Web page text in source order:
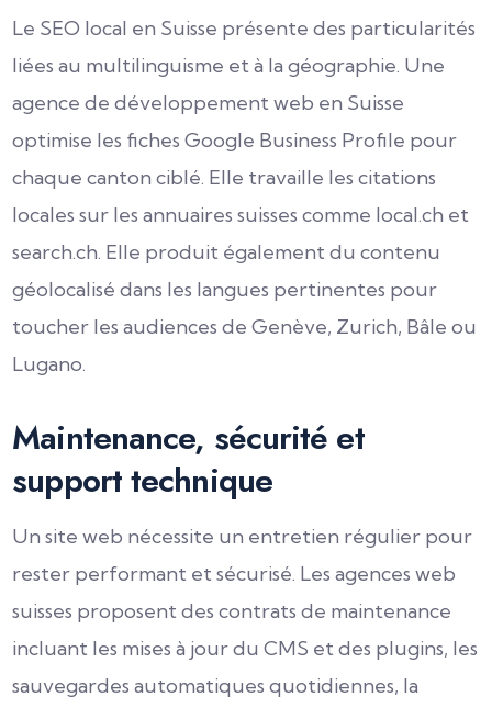
Le SEO local en Suisse présente des particularités
liées au multilinguisme et à la géographie. Une
agence de développement web en Suisse
optimise les fiches Google Business Profile pour
chaque canton ciblé. Elle travaille les citations
locales sur les annuaires suisses comme local.ch et
search.ch. Elle produit également du contenu
géolocalisé dans les langues pertinentes pour
toucher les audiences de Genève, Zurich, Bâle ou
Lugano.
Maintenance, sécurité et
support technique
Un site web nécessite un entretien régulier pour
rester performant et sécurisé. Les agences web
suisses proposent des contrats de maintenance
incluant les mises à jour du CMS et des plugins, les
sauvegardes automatiques quotidiennes, la